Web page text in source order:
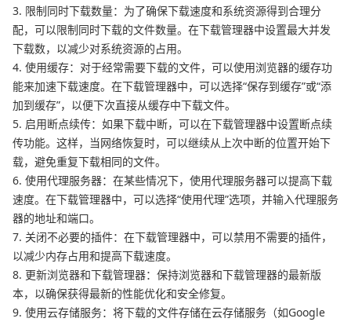
3. 限制同时下载数量：为了确保下载速度和系统资源得到合理分
配，可以限制同时下载的文件数量。在下载管理器中设置最大并发
下载数，以减少对系统资源的占用。
4. 使用缓存：对于经常需要下载的文件，可以使用浏览器的缓存功
能来加速下载速度。在下载管理器中，可以选择“保存到缓存”或“添
加到缓存”，以便下次直接从缓存中下载文件。
5. 启用断点续传：如果下载中断，可以在下载管理器中设置断点续
传功能。这样，当网络恢复时，可以继续从上次中断的位置开始下
载，避免重复下载相同的文件。
6. 使用代理服务器：在某些情况下，使用代理服务器可以提高下载
速度。在下载管理器中，可以选择“使用代理”选项，并输入代理服务
器的地址和端口。
7. 关闭不必要的插件：在下载管理器中，可以禁用不需要的插件，
以减少内存占用和提高下载速度。
8. 更新浏览器和下载管理器：保持浏览器和下载管理器的最新版
本，以确保获得最新的性能优化和安全修复。
9. 使用云存储服务：将下载的文件存储在云存储服务（如Google